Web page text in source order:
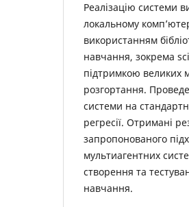
Реалізацію системи
локальному
використанням
навчання, зокрема
підтримкою великих
розгортання.
системи на
регресії. Отримані
запропонованого
мультиагентних
створення та
навчання.